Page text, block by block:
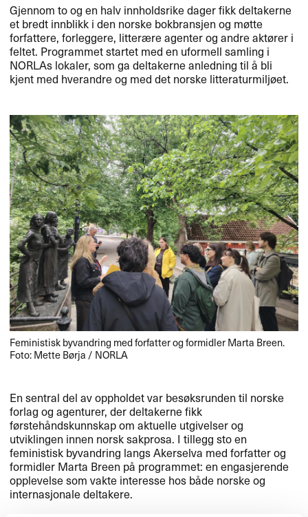
Gjennom to og en halv innholdsrike dager fikk deltakerne
et bredt innblikk i den norske bokbransjen og møtte
forfattere, forleggere, litterære agenter og andre aktører i
feltet. Programmet startet med en uformell samling i
NORLAs lokaler, som ga deltakerne anledning til å bli
kjent med hverandre og med det norske litteraturmiljøet.
Feministisk byvandring med forfatter og formidler Marta Breen.
Foto: Mette Børja / NORLA
En sentral del av oppholdet var besøksrunden til norske
forlag og agenturer, der deltakerne fikk
førstehåndskunnskap om aktuelle utgivelser og
utviklingen innen norsk sakprosa. I tillegg sto en
feministisk byvandring langs Akerselva med forfatter og
formidler Marta Breen på programmet: en engasjerende
opplevelse som vakte interesse hos både norske og
internasjonale deltakere.